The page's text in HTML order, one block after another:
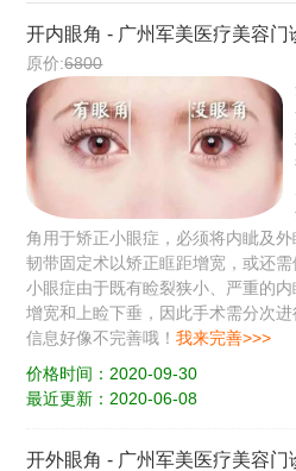
开内眼角 - 广州军美医疗美容门
原价:6800
角用于矫正小眼症，必须将内眦及
韧带固定术以矫正眶距增宽，或还
小眼症由于既有睑裂狭小、严重的
增宽和上睑下垂，因此手术需分次进
信息好像不完善哦！我来完善>>>
价格时间：2020-09-30
最近更新：2020-06-08
开外眼角 - 广州军美医疗美容门